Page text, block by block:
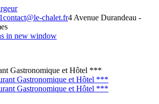
contact@le-chalet.fr4 Avenue Durandeau -
in new window
Gastronomique et Hôtel ***